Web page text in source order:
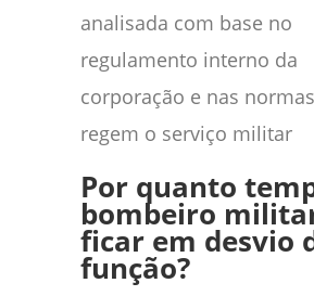
analisada com base no
regulamento interno da
corporação e nas
regem o serviço militar
Por quanto
bombeiro
ficar em desvio
função?